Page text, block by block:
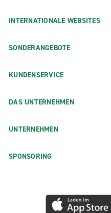
INTERNATIONALE WEBSITES
SONDERANGEBOTE
KUNDENSERVICE
DAS UNTERNEHMEN
UNTERNEHMEN
SPONSORING